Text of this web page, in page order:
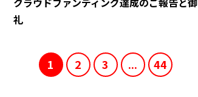
礼
1 2 3 ... 44